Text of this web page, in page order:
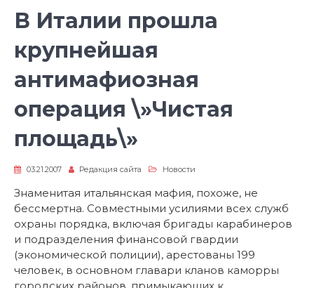
В Италии прошла
крупнейшая
антимафиозная
операция \»Чистая
площадь\»
03.21.2007 Редакция сайта Новости
Знаменитая итальянская мафия, похоже, не
бессмертна. Совместными усилиями всех служб
охраны порядка, включая бригады карабинеров
и подразделения финансовой гвардии
(экономической полиции), арестованы 199
человек, в основном главари кланов каморры